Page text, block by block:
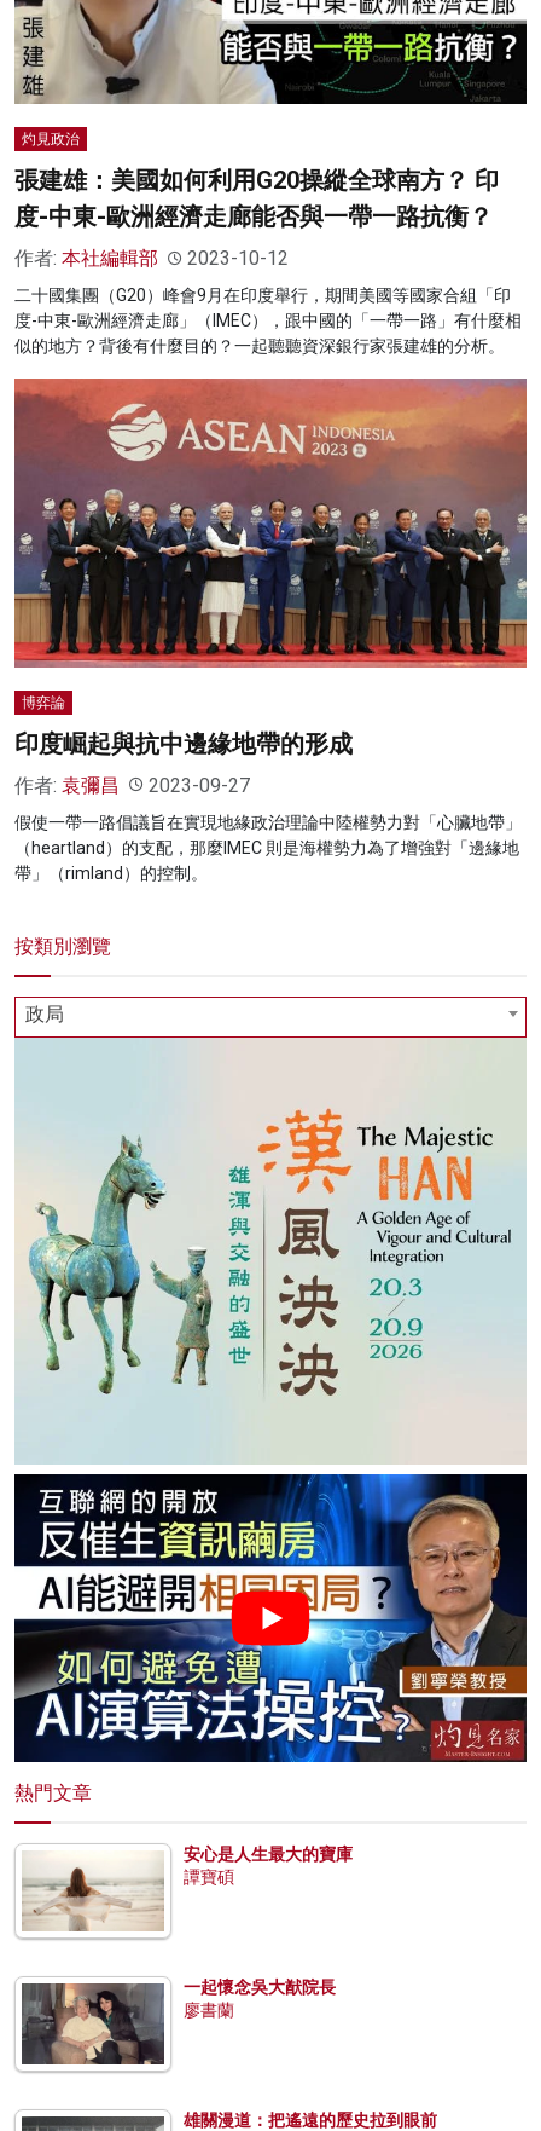
灼見政治
張建雄：美國如何利用G20操縱全球南方？ 印
度-中東-歐洲經濟走廊能否與一帶一路抗衡？
作者: 本社編輯部 2023-10-12
二十國集團（G20）峰會9月在印度舉行，期間美國等國家合組「印
度-中東-歐洲經濟走廊」（IMEC），跟中國的「一帶一路」有什麼相
似的地方？背後有什麼目的？一起聽聽資深銀行家張建雄的分析。
博弈論
印度崛起與抗中邊緣地帶的形成
作者: 袁彌昌 2023-09-27
假使一帶一路倡議旨在實現地緣政治理論中陸權勢力對「心臟地帶」
（heartland）的支配，那麼IMEC 則是海權勢力為了增強對「邊緣地
帶」（rimland）的控制。
按類別瀏覽
政局
熱門文章
安心是人生最大的寶庫
譚寶碩
一起懷念吳大猷院長
廖書蘭
雄關漫道：把遙遠的歷史拉到眼前